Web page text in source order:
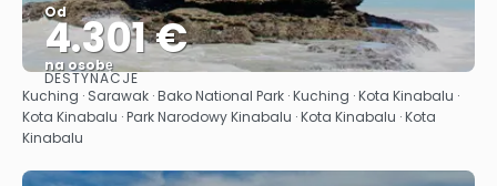
Od
4.301 €
na osobę
Zobacz
DESTYNACJE
Kuching · Sarawak · Bako National Park · Kuching · Kota Kinabalu ·
Kota Kinabalu · Park Narodowy Kinabalu · Kota Kinabalu · Kota
Kinabalu